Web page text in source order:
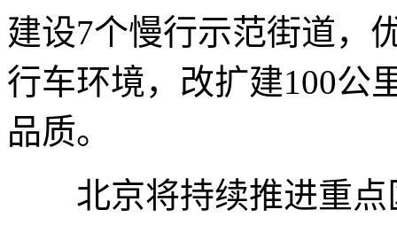
建设7个慢行示范街道，
行车环境，改扩建100公
品质。
北京将持续推进重点